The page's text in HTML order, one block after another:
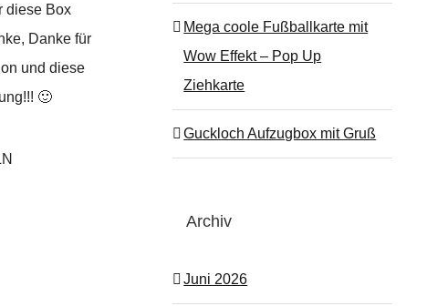
diese Box
Danke für
und diese
🙂
Mega coole Fußballkarte mit
Wow Effekt – Pop Up
Ziehkarte
Guckloch Aufzugbox mit Gruß
Archiv
Juni 2026